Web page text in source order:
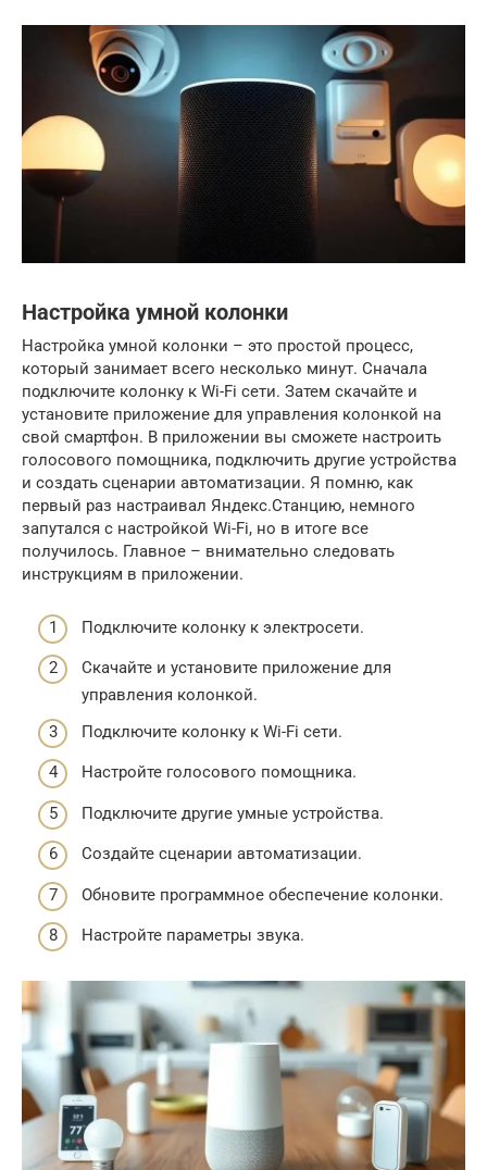
Настройка умной колонки
Настройка умной колонки – это простой процесс,
который занимает всего несколько минут. Сначала
подключите колонку к Wi-Fi сети. Затем скачайте и
установите приложение для управления колонкой на
свой смартфон. В приложении вы сможете настроить
голосового помощника, подключить другие устройства
и создать сценарии автоматизации. Я помню, как
первый раз настраивал Яндекс.Станцию, немного
запутался с настройкой Wi-Fi, но в итоге все
получилось. Главное – внимательно следовать
инструкциям в приложении.
Подключите колонку к электросети.
Скачайте и установите приложение для
управления колонкой.
Подключите колонку к Wi-Fi сети.
Настройте голосового помощника.
Подключите другие умные устройства.
Создайте сценарии автоматизации.
Обновите программное обеспечение колонки.
Настройте параметры звука.